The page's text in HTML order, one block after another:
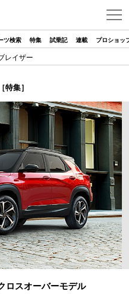
ツ検索 特集 試乗記 連載 プロショッ
レイザー
［特集］
ロスオーバーモデル